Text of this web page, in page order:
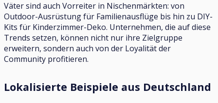
Väter sind auch Vorreiter in Nischenmärkten: von
Outdoor-Ausrüstung für Familienausflüge bis hin zu DIY-
Kits für Kinderzimmer-Deko. Unternehmen, die auf diese
Trends setzen, können nicht nur ihre Zielgruppe
erweitern, sondern auch von der Loyalität der
Community profitieren.
Lokalisierte Beispiele aus Deutschland